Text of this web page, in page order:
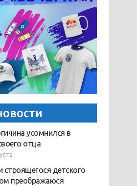
усомнился в
отца
строящегося детского
преображаюся